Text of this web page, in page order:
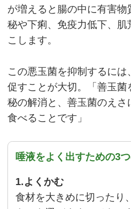
が増えると腸の中に有害物
秘や下痢、免疫力低下、肌
こします。
この悪玉菌を抑制するには
促すことが大切。「善玉菌
秘の解消と、善玉菌のえさ
食べることです」
唾液をよく出すための3
1.よくかむ
食材を大きめに切ったり